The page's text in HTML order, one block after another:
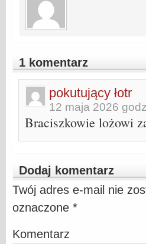
1 komentarz
pokutujący łotr
12 maja 2026
Braciszkowie lożowi
Dodaj komentarz
Twój adres e-mail nie
oznaczone *
Komentarz